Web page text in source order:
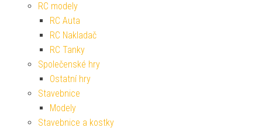
RC modely
RC Auta
RC Nakladač
RC Tanky
Společenské hry
Ostatní hry
Stavebnice
Modely
Stavebnice a kostky